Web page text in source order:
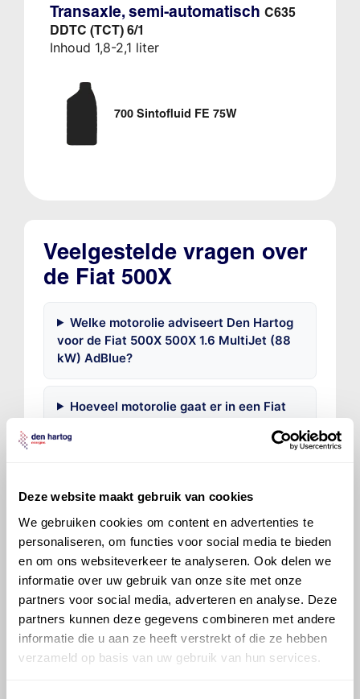
Deze website maakt gebruik van cookies
We gebruiken cookies om content en advertenties te
personaliseren, om functies voor social media te bieden
en om ons websiteverkeer te analyseren. Ook delen we
informatie over uw gebruik van onze site met onze
partners voor social media, adverteren en analyse. Deze
partners kunnen deze gegevens combineren met andere
informatie die u aan ze heeft verstrekt of die ze hebben
verzameld op basis van uw gebruik van hun services.
Transaxle, semi-automatisch C635
DDTC (TCT) 6/1
Inhoud 1,8-2,1 liter
700 Sintofluid FE 75W
Veelgestelde vragen over
de Fiat 500X
Welke motorolie adviseert Den Hartog
voor de Fiat 500X 500X 1.6 MultiJet (88
kW) AdBlue?
Hoeveel motorolie gaat er in een Fiat
worden bij een Fiat 500X?
Voor welke onderdelen van de Fiat
500X is productadvies beschikbaar?